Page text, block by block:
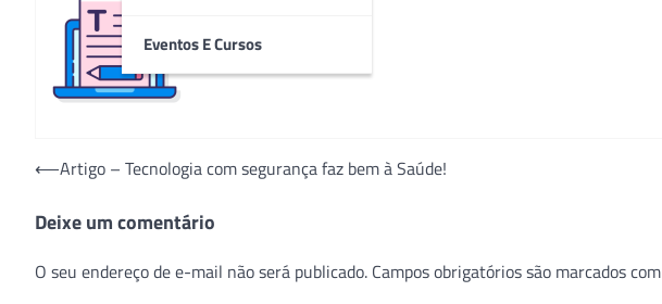
Eventos E Cursos
Redação
Navegação
Post
⟵Artigo – Tecnologia com segurança faz bem à Saúde!
Deixe um comentário
O seu endereço de e-mail não será publicado. Campos obrigatórios são marcados com